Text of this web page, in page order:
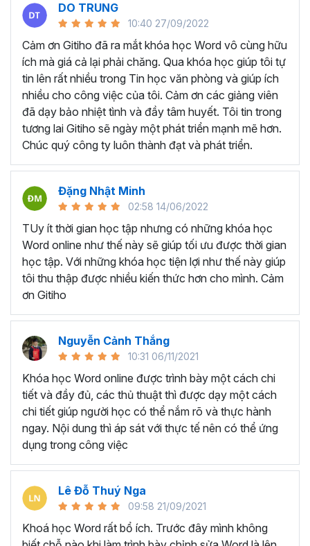
các tài liệu liên quan trên Microsoft Word.
KHÓA HỌC TUYỆT ĐỈNH
WORD DÀNH CHO AI?
Bất kể ai đang có mong muốn học về Microsoft Word,
khóa học này đều phù hợp dù bạn làm việc ở lĩnh vực hay
ngành nghề nào:
Sinh viên, học sinh muốn dùng Word để làm đồ án,
luận văn.
Nhân viên văn phòng dùng Word để hoàn thành các
nghiệp vụ như soạn thảo văn bản, hợp đồng, báo
cáo,...
Ứng viên muốn làm đẹp CV và gây ấn tượng trong
mắt nhà tuyển dụng
Giáo viên, giảng viên muốn sử dụng Word để soạn
giáo án, bài giảng.
BẠN SẼ HỌC ĐƯỢC GÌ Ở
KHÓA HỌC TUYỆT ĐỈNH
MICROSOFT WORD?
Với thời lượng học tập là7h37 giờ học, khóa học gồm
có 5 chương và 49 bài giảngsẽ trang bị cho người học
tất tần về những công cụ, chức năng xử lý các văn bản
phổ biến trên Microsoft Word.
Chắc chắn dù đã làm việc với Word lâu năm nhưng bạn
vẫn sẽ bất ngờ và ngạc nhiên trước tính năng tuyệt vời
của Word trong khóa học trên. Vậy bạn sẽ học được
những gì ở khóa học này?
DO TRUNG
10:40 27/09/2022
Cảm ơn Gitiho đã ra mắt khóa học Word vô cùng hữu
ích mà giá cả lại phải chăng. Qua khóa học giúp tôi tự
tin lên rất nhiều trong Tin học văn phòng và giúp ích
nhiều cho công việc của tôi. Cảm ơn các giảng viên
đã dạy bảo nhiệt tình và đầy tâm huyết. Tôi tin trong
tương lai Gitiho sẽ ngày một phát triển mạnh mẽ hơn.
Chúc quý công ty luôn thành đạt và phát triển.
Đặng Nhật Minh
02:58 14/06/2022
TUy ít thời gian học tập nhưng có những khóa học
Word online như thế này sẽ giúp tối ưu được thời gian
học tập. Với những khóa học tiện lợi như thế này giúp
tôi thu thập được nhiều kiến thức hơn cho mình. Cảm
ơn Gitiho
Nguyễn Cảnh Thắng
10:31 06/11/2021
Khóa học Word online được trình bày một cách chi
tiết và đầy đủ, các thủ thuật thì được dạy một cách
chi tiết giúp người học có thể nắm rõ và thực hành
ngay. Nội dung thì áp sát với thực tế nên có thể ứng
dụng trong công việc
Lê Đỗ Thuý Nga
09:58 21/09/2021
Khoá học Word rất bổ ích. Trước đây mình không